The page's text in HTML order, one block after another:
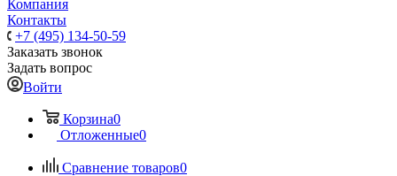
Компания
Контакты
+7 (495) 134-50-59
Заказать звонок
Задать вопрос
Войти
Корзина0
Отложенные0
Сравнение товаров0